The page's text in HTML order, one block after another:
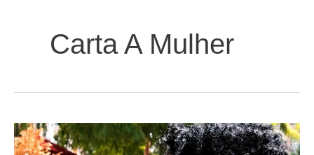
Carta A Mulher